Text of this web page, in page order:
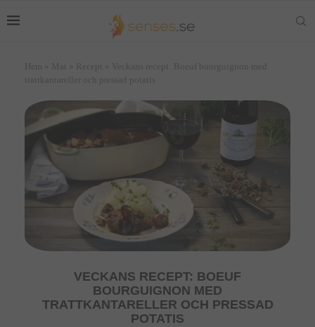
Hem » Mat » Recept » Veckans recept: Boeuf bourguignon med
trattkantareller och pressad potatis
VECKANS RECEPT: BOEUF
BOURGUIGNON MED
TRATTKANTARELLER OCH PRESSAD
POTATIS